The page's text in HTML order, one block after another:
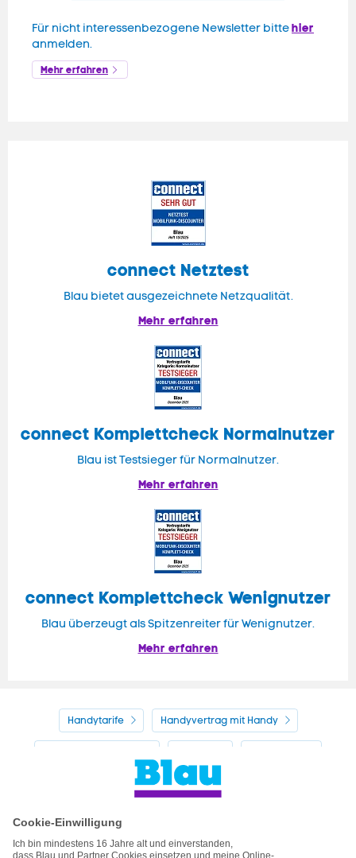
Für nicht interessenbezogene Newsletter bittehier
anmelden.
Mehr erfahren
connect Netztest
Blau bietet ausgezeichnete Netzqualität.
Mehr erfahren
connect Komplettcheck Normalnutzer
Blau ist Testsieger für Normalnutzer.
Mehr erfahren
connect Komplettcheck Wenignutzer
Blau überzeugt als Spitzenreiter für Wenignutzer.
Mehr erfahren
Handytarife Handyvertrag mit Handy
Handyvertrag ohne Handy